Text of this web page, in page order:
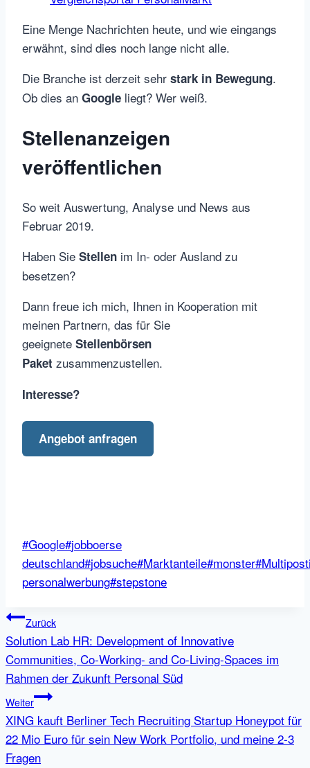
Eine Menge Nachrichten heute, und wie eingangs
erwähnt, sind dies noch lange nicht alle.
Die Branche ist derzeit sehr stark in Bewegung.
Ob dies an Google liegt? Wer weiß.
Stellenanzeigen
veröffentlichen
So weit Auswertung, Analyse und News aus
Februar 2019.
Haben Sie Stellen im In- oder Ausland zu
besetzen?
Dann freue ich mich, Ihnen in Kooperation mit
meinen Partnern, das für Sie
geeignete Stellenbörsen
Paket zusammenzustellen.
Interesse?
Angebot anfragen
Schlagworte:
#Google#jobboerse
deutschland#jobsuche#Marktanteile#monster#
personalwerbung#stepstone
Beitragsnavigation
Zurück
Solution Lab HR: Development of Innovative
Communities, Co-Working- and Co-Living-Spaces im
Rahmen der Zukunft Personal Süd
Weiter
XING kauft Berliner Tech Recruiting Startup Honeypot für
22 Mio Euro für sein New Work Portfolio, und meine 2-3
Fragen